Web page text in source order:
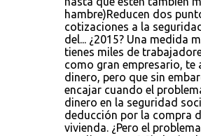
hambre)Reducen dos
cotizaciones a la
del... ¿2015? Una medida
tienes miles de
como gran empresario, te
dinero, pero que sin
encajar cuando el
dinero en la seguridad
deducción por la compra
vivienda. ¿Pero el